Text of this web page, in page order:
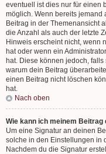
eventuell ist dies nur für einen
möglich. Wenn bereits jemand
Beitrag in der Themenansicht
die Anzahl als auch der letzte
Hinweis erscheint nicht, wenn
hat oder wenn ein
hat. Diese können jedoch,
warum dein Beitrag
einen Beitrag nicht löschen
hat.
Nach oben
Wie kann ich meinem Beitrag
Um eine Signatur an deinen
solche in den Einstellungen in
Nachdem du die Signatur